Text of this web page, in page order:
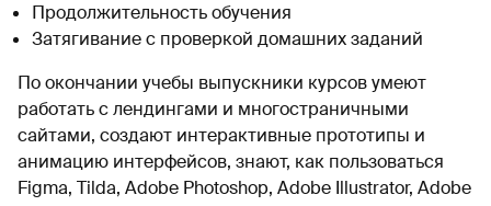
Продолжительность обучения
Затягивание с проверкой домашних заданий
По окончании учебы выпускники курсов умеют
работать с лендингами и многостраничными
сайтами, создают интерактивные прототипы и
анимацию интерфейсов, знают, как пользоваться
Figma, Tilda, Adobe Photoshop, Adobe Illustrator, Adobe